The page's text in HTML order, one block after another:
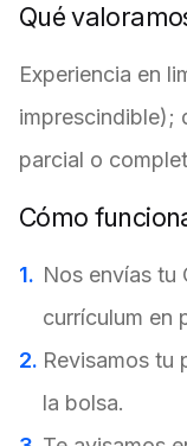
Qué
Experiencia en
imprescindible);
parcial o
Cómo
Nos envías tu
currículum en
Revisamos tu
la bolsa.